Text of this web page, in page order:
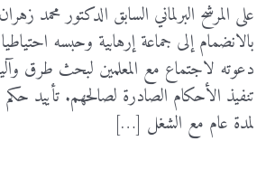
على المرشح البرلماني السابق الدكتور محمد
بالانضمام إلى جماعة إرهابية وحبسه
دعوته لاجتماع مع المعلمين لبحث طرق
تنفيذ الأحكام الصادرة لصالحهم. تأييد
لمدة عام مع الشغل […]